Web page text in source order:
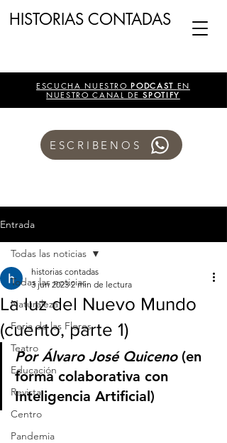
HISTORIAS CONTADAS
ESCUCHA NUESTROPODCAST EN
NUESTRO CANAL DESPOTIFY
ESCRIBENOS
Entrada
Todas las noticias
Naturaleza
Feria de las Flores
Teatro
Educación
Revista
Centro
Pandemia
Todas las noticias
La luz del Nuevo Mundo
(cuento, parte 1)
historias contadas
3 jun 2023 2 min de lectura
Por Álvaro José Quiceno (en
forma colaborativa con
Inteligencia Artificial)